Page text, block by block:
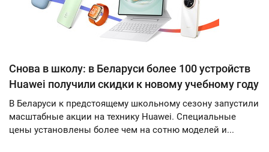
Снова в школу: в Беларуси более 100 устройств
Huawei получили скидки к новому учебному году
В Беларуси к предстоящему школьному сезону запустили
масштабные акции на технику Huawei. Специальные
цены установлены более чем на сотню моделей и...